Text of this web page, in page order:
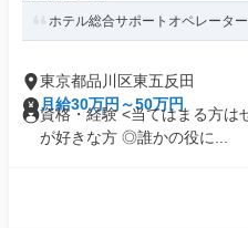
ホテル総合サポートオペレータ
東京都品川区東五反田
月給30万円～50万円
資格・経験 <当てはまる方
が好きな方 ◎誰かの役に...